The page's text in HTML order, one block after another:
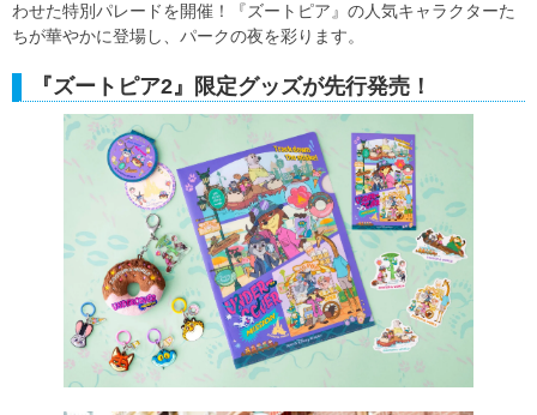
わせた特別パレードを開催！『ズートピア』の人気キャラクターた
ちが華やかに登場し、パークの夜を彩ります。
『ズートピア2』限定グッズが先行発売！